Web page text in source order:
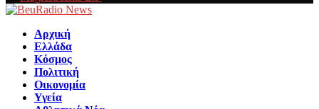
Αρχική
Ελλάδα
Κόσμος
Πολιτική
Οικονομία
Υγεία